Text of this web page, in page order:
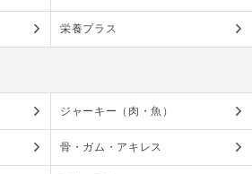
栄養プラス
ジャーキー（肉・魚）
骨・ガム・アキレス